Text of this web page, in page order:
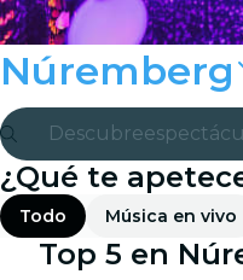
Núremberg
Descubre
Madrid
candlelight
¿Qué te
Todo Música en vivo
Top 5 en